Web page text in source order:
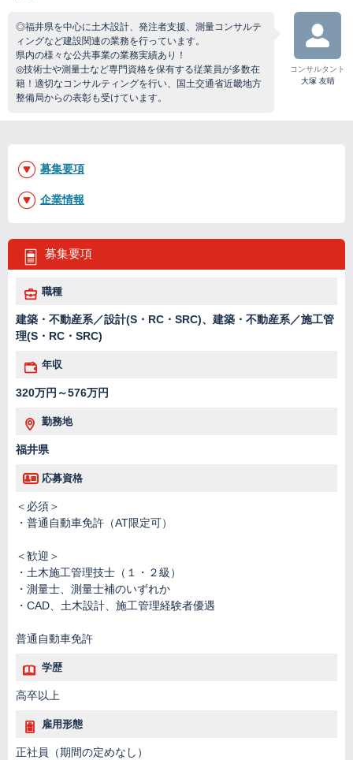
◎福井県を中心に土木設計、発注者支援、測量コンサルテ
ィングなど建設関連の業務を行っています。
県内の様々な公共事業の業務実績あり！
◎技術士や測量士など専門資格を保有する従業員が多数在
籍！適切なコンサルティングを行い、国土交通省近畿地方
整備局からの表彰も受けています。
コンサルタント
大塚 友晴
募集要項
職種
建築・不動産系／設計(S・RC・SRC)、建築・不動産系／施工管
理(S・RC・SRC)
年収
320万円～576万円
勤務地
福井県
応募資格
＜必須＞
・普通自動車免許（AT限定可）
＜歓迎＞
・土木施工管理技士（１・２級）
・測量士、測量士補のいずれか
・CAD、土木設計、施工管理経験者優遇
普通自動車免許
学歴
高卒以上
雇用形態
正社員（期間の定めなし）
募集要項
企業情報